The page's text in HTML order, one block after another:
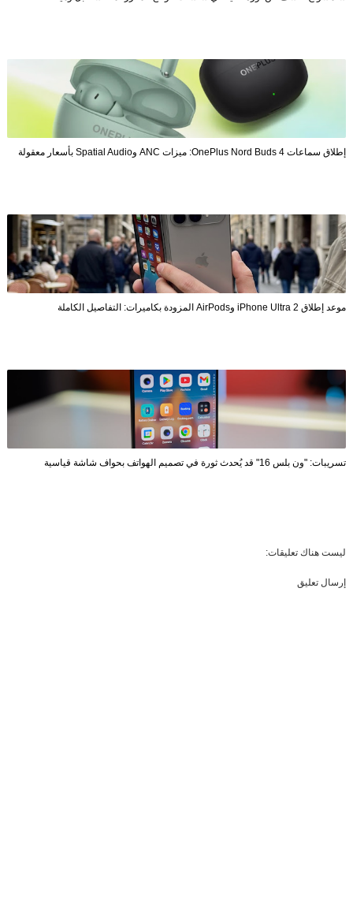
إطلاق سماعات OnePlus Nord Buds 4: ميزات ANC وSpatial Audio بأسعار معقولة
موعد إطلاق iPhone Ultra 2 وAirPods المزودة بكاميرات: التفاصيل الكاملة
تسريبات: "ون بلس 16" قد يُحدث ثورة في تصميم الهواتف بحواف شاشة قياسية
ليست هناك تعليقات:
إرسال تعليق